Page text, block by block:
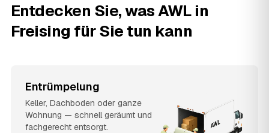
Entdecken Sie, was AWL in
Freising für Sie tun kann
Entrümpelung
Keller, Dachboden oder ganze
Wohnung — schnell geräumt und
fachgerecht entsorgt.